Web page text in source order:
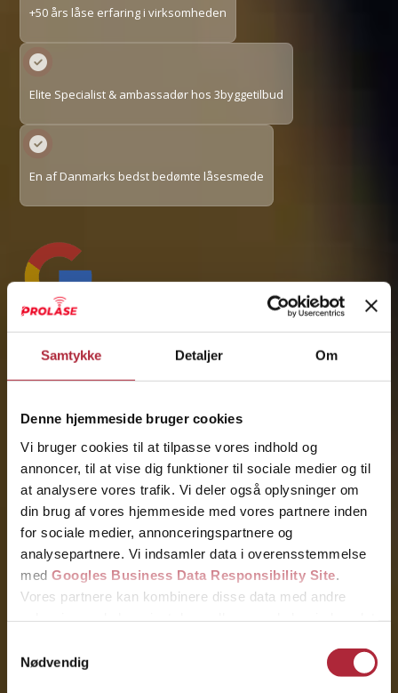
Samtykke Detaljer Om
Denne hjemmeside bruger cookies
Vi bruger cookies til at tilpasse vores indhold og
annoncer, til at vise dig funktioner til sociale medier og til
at analysere vores trafik. Vi deler også oplysninger om
din brug af vores hjemmeside med vores partnere inden
for sociale medier, annonceringspartnere og
analysepartnere. Vi indsamler data i overensstemmelse
med Googles Business Data Responsibility Site
Vores partnere kan kombinere disse data med andre
Nødvendig
+50 års låse erfaring i virksomheden
Elite Specialist & ambassadør hos 3byggetilbud
En af Danmarks bedst bedømte låsesmede
Kontakt os
Klik her
31 31 31 79
Ring nu
Få et tilbud
Vi vender tilbage hurtigst muligt.